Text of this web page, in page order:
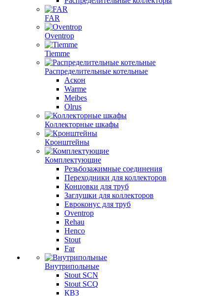
FAR
Oventrop
Tiemme
Распределительные котельные
Аскон
Warme
Meibes
Olrus
Коллекторные шкафы
Кронштейны
Комплектующие
Резьбозажимные соединения
Переходники для коллекторов
Концовки для труб
Заглушки для коллекторов
Евроконус для труб
Oventrop
Rehau
Henco
Stout
Far
Внутрипольные
Stout SCN
Stout SCQ
КВЗ